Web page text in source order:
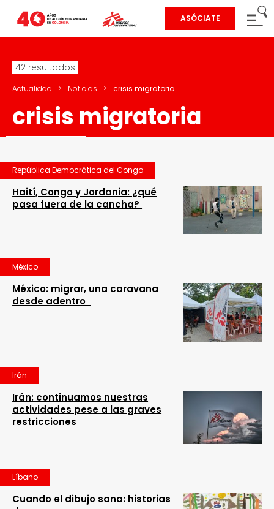
ASÓCIATE
42 resultados
Actualidad > Noticias > crisis migratoria
crisis migratoria
República Democrática del Congo
Haití, Congo y Jordania: ¿qué
pasa fuera de la cancha?
México
México: migrar, una caravana
desde adentro
Irán
Irán: continuamos nuestras
actividades pese a las graves
restricciones
Líbano
Cuando el dibujo sana: historias